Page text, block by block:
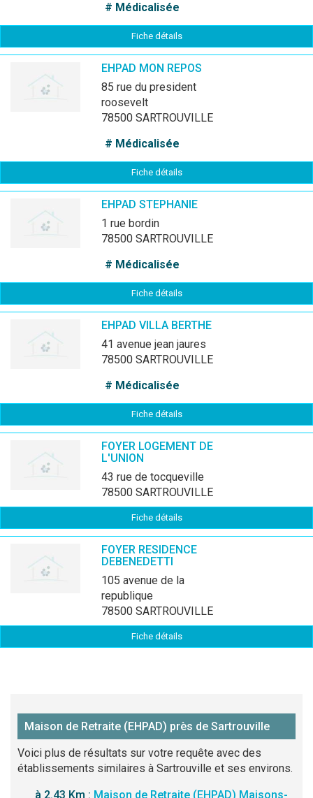
# Médicalisée
Fiche détails
EHPAD MON REPOS
85 rue du president
roosevelt
78500 SARTROUVILLE
# Médicalisée
Fiche détails
EHPAD STEPHANIE
1 rue bordin
78500 SARTROUVILLE
# Médicalisée
Fiche détails
EHPAD VILLA BERTHE
41 avenue jean jaures
78500 SARTROUVILLE
# Médicalisée
Fiche détails
FOYER LOGEMENT DE
L'UNION
43 rue de tocqueville
78500 SARTROUVILLE
Fiche détails
FOYER RESIDENCE
DEBENEDETTI
105 avenue de la
republique
78500 SARTROUVILLE
Fiche détails
Maison de Retraite (EHPAD) près de Sartrouville
Voici plus de résultats sur votre requête avec des
établissements similaires à Sartrouville et ses environs.
à 2.43 Km : Maison de Retraite (EHPAD) Maisons-